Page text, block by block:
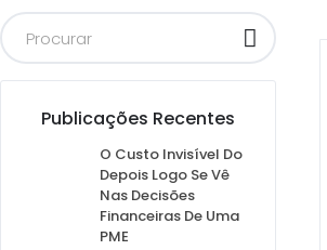
Publicações Recentes
O Custo Invisível Do
Depois Logo Se Vê
Nas Decisões
Financeiras De Uma
PME